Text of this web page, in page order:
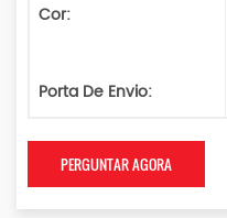
Cor:
Porta De Envio:
PERGUNTAR AGORA